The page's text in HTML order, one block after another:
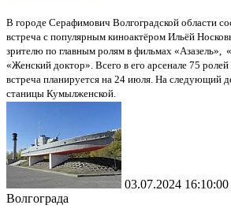
В городе Серафимович Волгоградской области
встреча с популярным киноактёром Ильёй
зрителю по главным ролям в фильмах «Азазель»,
«Женский доктор». Всего в его арсенале 75
встреча планируется на 24 июля. На следующий
станицы Кумылженской.
03.07.2024
Волгограда